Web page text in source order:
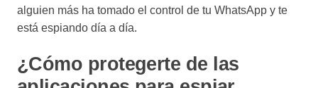
alguien más ha tomado el control de tu WhatsApp y te
está espiando día a día.
¿Cómo protegerte de las